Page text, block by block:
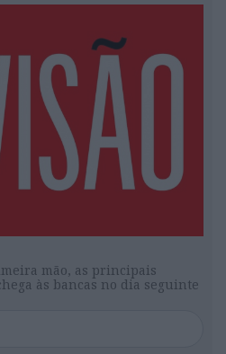
mão, as principais
às bancas no dia seguinte